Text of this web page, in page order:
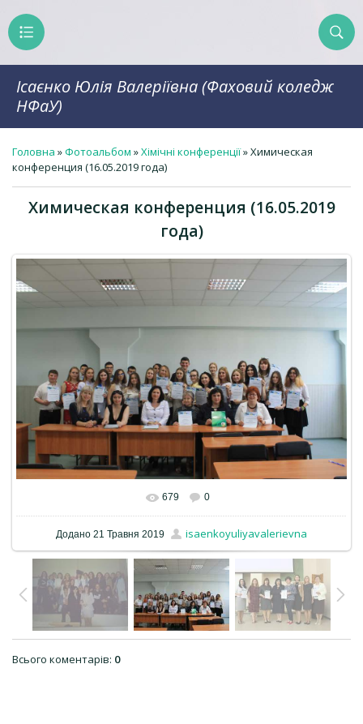
Ісаєнко Юлія Валеріївна (Фаховий коледж
НФаУ)
Головна »Фотоальбом »Хімічні конференції» Химическая
конференция (16.05.2019 года)
Химическая конференция (16.05.2019
года)
679 0
Додано 21 Травня 2019 isaenkoyuliyavalerievna
Всього коментарів: 0